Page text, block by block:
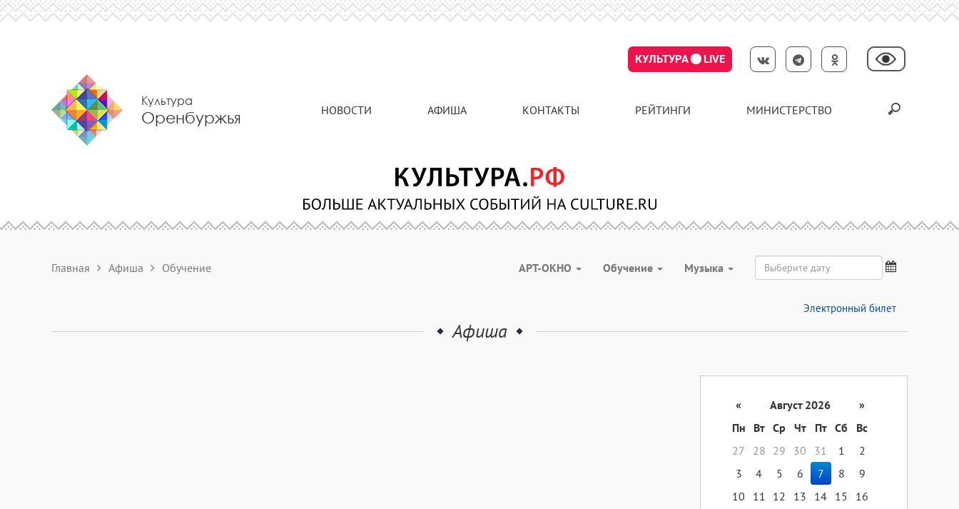
КУЛЬТУРА LIVE
Культура
Оренбуржья НОВОСТИ АФИША КОНТАКТЫ РЕЙТИНГИ МИНИСТЕРСТВО
Главная Афиша Обучение АРТ-ОКНО Обучение Музыка
Электронный билет
Афиша
« Август 2026
»
Пн
Вт Ср Чт Пт Сб
Вс
27
28 29 30 31 1
2
3
4 5 6 7 8
9
10
11 12 13 14 15
16